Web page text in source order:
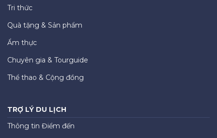
Tri thức
Quà tặng & Sản phẩm
Ẩm thực
Chuyên gia & Tourguide
Thể thao & Cộng đồng
TRỢ LÝ DU LỊCH
Thông tin Điểm đến